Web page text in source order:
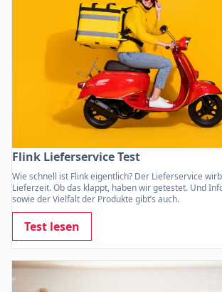
Flink Lieferservice Test
Wie schnell ist Flink eigentlich? Der Lieferservice
Lieferzeit. Ob das klappt, haben wir getestet. Und
sowie der Vielfalt der Produkte gibt’s auch.
Test lesen